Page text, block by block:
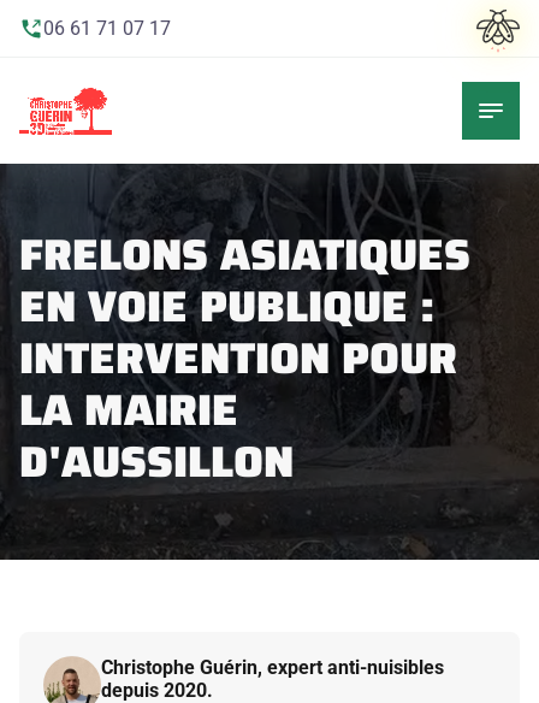
06 61 71 07 17
FRELONS ASIATIQUES
EN VOIE PUBLIQUE :
INTERVENTION POUR
LA MAIRIE
D'AUSSILLON
Christophe Guérin, expert anti-nuisibles
depuis 2020.